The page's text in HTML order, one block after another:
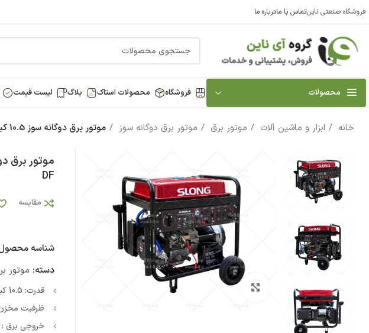
فروشگاه صنعتی ناینتماس با مادرباره ما
محصولات فروشگاه محصولات استاک بلاگ لیست قیمت
خانه ابزار و ماشین آلات موتور برق موتور برق دوگانه سوز موتور برق دوگانه سوز 10.5 کیلووات تکفاز اسلانگ SL12000E-DF
بزرگنمایی تصویر
DF
مقایسه
شناسه
دسته: موتور
قدرت: 10.5 کیلووات
ظرفیت مخزن
خروجی برق : 220 ولت